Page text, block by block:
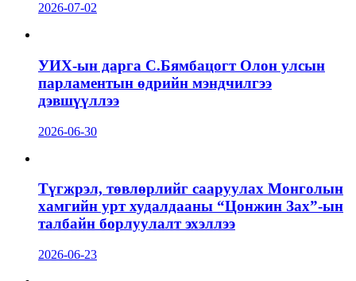
2026-07-02
УИХ-ын дарга С.Бямбацогт Олон улсын
парламентын өдрийн мэндчилгээ
дэвшүүллээ
2026-06-30
Түгжрэл, төвлөрлийг сааруулах Монголын
хамгийн урт худалдааны “Цонжин Зах”-ын
талбайн борлуулалт эхэллээ
2026-06-23